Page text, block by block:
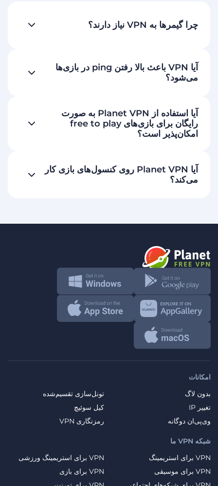
چرا گیمرها به VPN نیاز دارند؟
آیا VPN باعث بالا رفتن ping در بازی‌ها
می‌شود؟
آیا استفاده از Planet VPN به صورت
رایگان برای بازی‌های free to play
امکان‌پذیر است؟
آیا Planet VPN روی کنسول‌های بازی کار
می‌کند؟
امکانات
بدون لاگ
تونل‌سازی تقسیم‌شده
تغییر IP
کیل سوئیچ
وی‌پی‌ان دوگانه
رمزنگاری VPN
شبکه VPN ما
VPN برای استریمینگ
VPN برای استریمینگ ورزشی
VPN برای موسیقی
VPN برای بازی